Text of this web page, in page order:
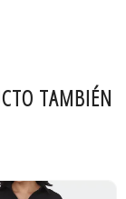
TAMBIÉN